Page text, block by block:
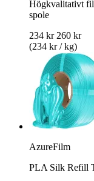
Högkvalitativt
spole
234 kr 260 kr
(234 kr / kg)
AzureFilm
PLA Silk Refill